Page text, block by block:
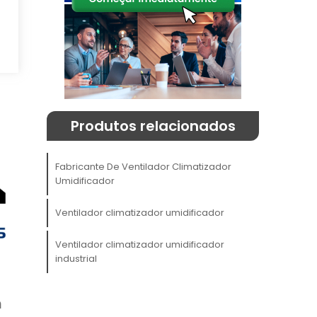
Produtos relacionados
Fabricante De Ventilador Climatizador
Umidificador
Ventilador climatizador umidificador
Ventilador climatizador umidificador
industrial